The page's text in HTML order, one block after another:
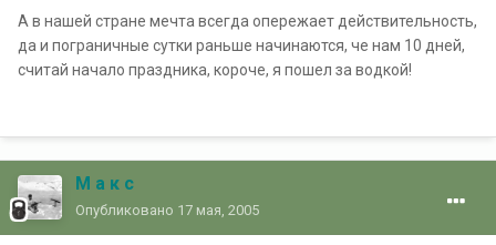
А в нашей стране мечта всегда опережает действительность,
да и пограничные сутки раньше начинаются, че нам 10 дней,
считай начало праздника, короче, я пошел за водкой!
М а к с
Опубликовано 17 мая, 2005